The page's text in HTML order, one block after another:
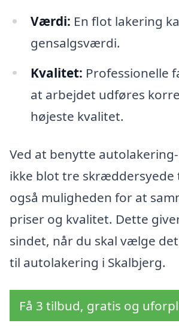
Værdi: En flot lakering
gensalgsværdi.
Kvalitet: Professionelle
at arbejdet udføres
højeste kvalitet.
Ved at benytte
ikke blot tre skræddersyede
også muligheden for at
priser og kvalitet. Dette
sindet, når du skal vælge
til autolakering i Skalbjerg.
Få 3 tilbud, gratis og